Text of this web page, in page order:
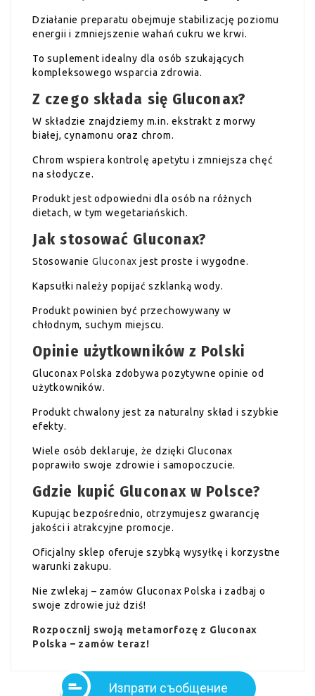
Działanie preparatu obejmuje stabilizację poziomu
energii i zmniejszenie wahań cukru we krwi.
To suplement idealny dla osób szukających
kompleksowego wsparcia zdrowia.
Z czego składa się Gluconax?
W składzie znajdziemy m.in. ekstrakt z morwy
białej, cynamonu oraz chrom.
Chrom wspiera kontrolę apetytu i zmniejsza chęć
na słodycze.
Produkt jest odpowiedni dla osób na różnych
dietach, w tym wegetariańskich.
Jak stosować Gluconax?
Stosowanie Gluconax jest proste i wygodne.
Kapsułki należy popijać szklanką wody.
Produkt powinien być przechowywany w
chłodnym, suchym miejscu.
Opinie użytkowników z Polski
Gluconax Polska zdobywa pozytywne opinie od
użytkowników.
Produkt chwalony jest za naturalny skład i szybkie
efekty.
Wiele osób deklaruje, że dzięki Gluconax
poprawiło swoje zdrowie i samopoczucie.
Gdzie kupić Gluconax w Polsce?
Kupując bezpośrednio, otrzymujesz gwarancję
jakości i atrakcyjne promocje.
Oficjalny sklep oferuje szybką wysyłkę i korzystne
warunki zakupu.
Nie zwlekaj – zamów Gluconax Polska i zadbaj o
swoje zdrowie już dziś!
Rozpocznij swoją metamorfozę z Gluconax
Polska – zamów teraz!
Изпрати съобщение